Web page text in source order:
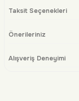
Taksit Seçenekleri
Önerileriniz
Alışveriş Deneyimi